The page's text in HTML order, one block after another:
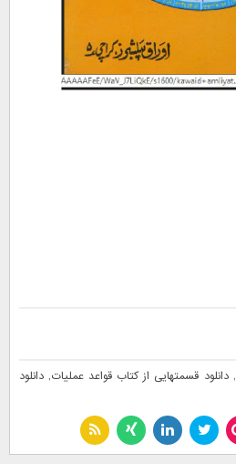
,دانلود قسمتهایی از کتاب قواعد عملیات, دانلود